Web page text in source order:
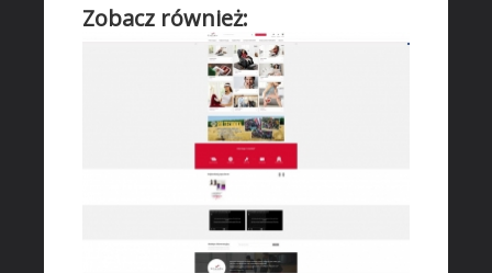
Przemysł Metalowy
Części Samochodowe
Usługi Motoryzacyjne
Zobacz również: